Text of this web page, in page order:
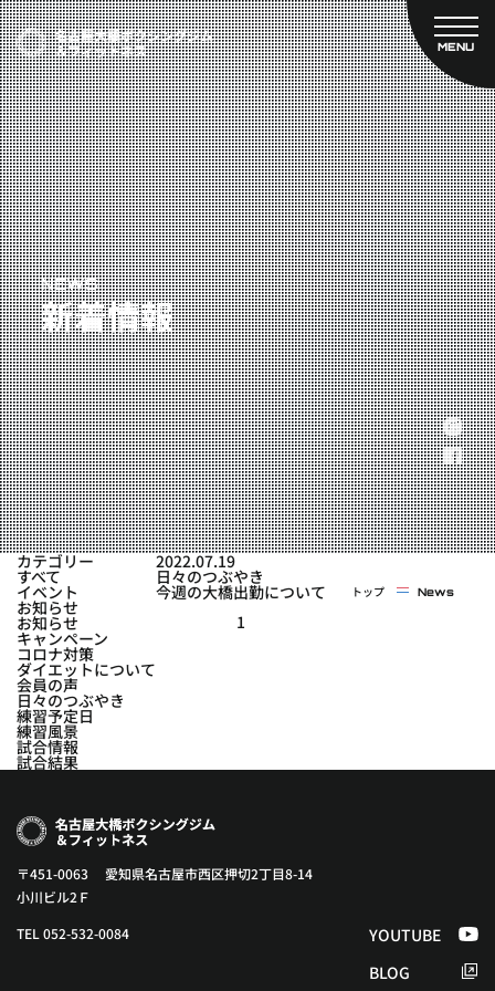
MENU
CLOSE
TOP
新着情報
ご予約
プライベートコース予約
レンタルスタジオ予約
名古屋大橋ボクシングジムについて
大橋弘政プロフィール
スタッフ紹介
料金案内
設備紹介
アクセス
営業時間
トレーナー募集
スポンサー募集
大会チケット購入
キャンペーン
実戦コース
料金システム
選手紹介
よくある質問
フィットネスコース
料金システム
ビフォーアフター
YOUTUBE BLOG
NEWS
新着情報
トップ News
カテゴリー
すべて
イベント
お知らせ
お知らせ
キャンペーン
コロナ対策
ダイエットについて
会員の声
日々のつぶやき
練習予定日
練習風景
試合情報
試合結果
2022.07.19
日々のつぶやき
今週の大橋出勤について
1
〒451-0063 愛知県名古屋市西区押切2丁目8-14
小川ビル2Ｆ
TEL 052-532-0084
YOUTUBE
BLOG